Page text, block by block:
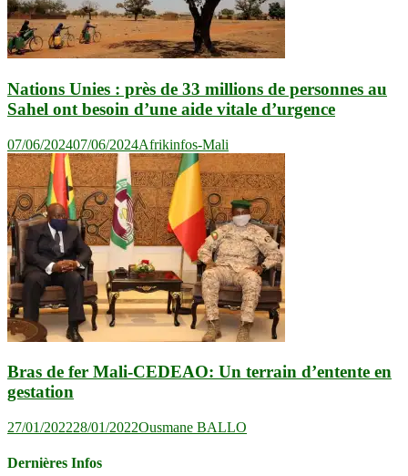
Nations Unies : près de 33 millions de personnes au
Sahel ont besoin d’une aide vitale d’urgence
07/06/202407/06/2024Afrikinfos-Mali
Bras de fer Mali-CEDEAO: Un terrain d’entente en
gestation
27/01/202228/01/2022Ousmane BALLO
Dernières Infos